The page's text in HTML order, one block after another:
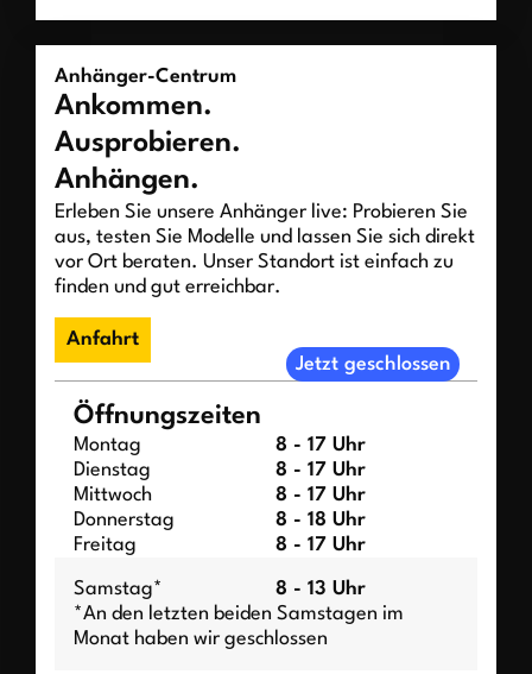
Anhänger-Centrum
Ankommen.
Ausprobieren.
Anhängen.
Erleben Sie unsere Anhänger live: Probieren Sie
aus, testen Sie Modelle und lassen Sie sich direkt
vor Ort beraten. Unser Standort ist einfach zu
finden und gut erreichbar.
Anfahrt
Jetzt geschlossen
Öffnungszeiten
Montag
8 - 17 Uhr
Dienstag
8 - 17 Uhr
Mittwoch
8 - 17 Uhr
Donnerstag
8 - 18 Uhr
Freitag
8 - 17 Uhr
Samstag*
8 - 13 Uhr
*An den letzten beiden Samstagen im
Monat haben wir geschlossen